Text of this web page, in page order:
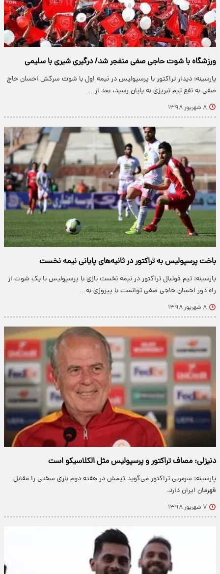
ورزشگاه با شوت حاجی صفی منفجر شد/ درگیری شیری با سلیمی
پارسینه: دیدار تراکتور با پرسپولیس در نیمه اول با شوت سرکش احسان حاج
صفی به نفع تیم تبریزی به پایان رسید، بعد از…
۸ شهریور ۱۳۹۸
باخت پرسپولیس به تراکتور در ثانیه‌های پایانی نیمه نخست
پارسینه: تیم فوتبال تراکتور در نیمه نخست بازی با پرسپولیس با یک شوت از
راه دور احسان حاجی صفی توانست با پیروزی به…
۸ شهریور ۱۳۹۸
دنیزلی: مصاف تراکتور و پرسپولیس مثل الکلاسیکو است
پارسینه: سرمربی تراکتور می‌گوید تیمش در هفته دوم بازی سختی را مقابل
قهرمان ایران دارد.
۷ شهریور ۱۳۹۸